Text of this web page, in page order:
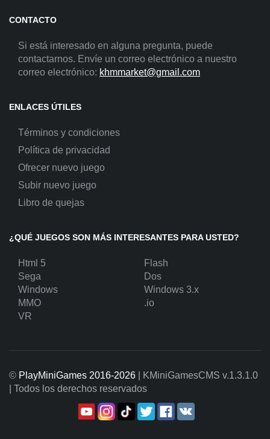
CONTACTO
Si está interesado en alguna pregunta, puede
contactarnos. Envíe un correo electrónico a nuestro
correo electrónico: khmmarket@gmail.com
ENLACES ÚTILES
Términos y condiciones
Política de privacidad
Ofrecer nuevo juego
Subir nuevo juego
Libro de quejas
¿QUÉ JUEGOS SON MÁS INTERESANTES PARA USTED?
Html 5
Flash
Sega
Dos
Windows
Windows 3.x
MMO
.io
VR
© PlayMiniGames 2016-2026 | KMiniGamesCMS v.1.3.1.0
| Todos los derechos reservados